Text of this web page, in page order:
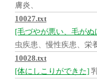
膚炎、
10027.txt
[毛づやが悪い、毛がぬ
虫疾患、慢性疾患、栄
10028.txt
[体にしこりができた]